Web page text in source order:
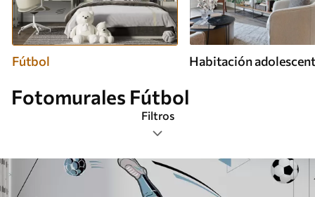
Fútbol Habitación
Fotomurales Fútbol
Filtros
Etiquetas
Formato de imagen